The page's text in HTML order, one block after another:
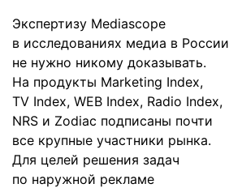
Экспертизу Mediascope
в исследованиях медиа в России
не нужно никому доказывать.
На продукты Marketing Index,
TV Index, WEB Index, Radio Index,
NRS и Zodiac подписаны почти
все крупные участники рынка.
Для целей решения задач
по наружной рекламе